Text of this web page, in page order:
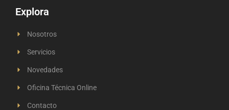
Explora
Nosotros
Servicios
Novedades
Oficina Técnica Online
Contacto